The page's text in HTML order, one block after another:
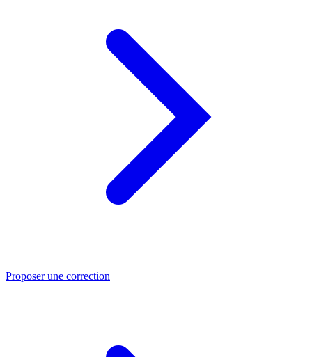
Proposer une correction